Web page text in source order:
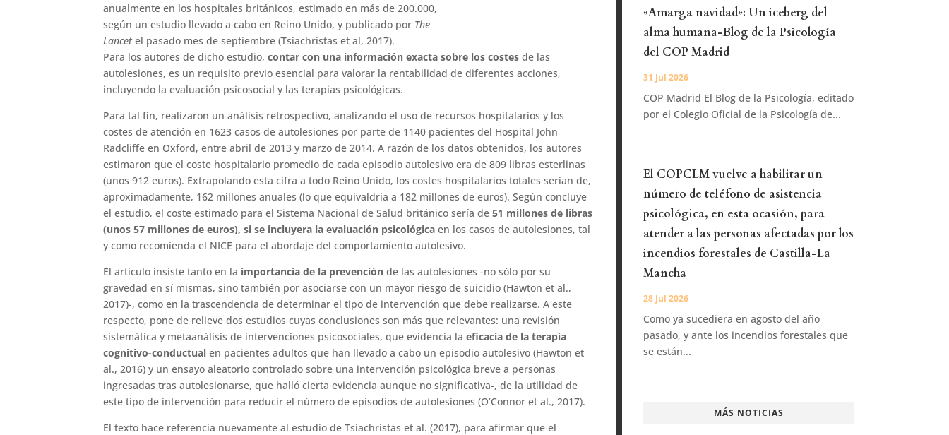
anualmente en los hospitales británicos, estimado en más de 200.000,
según un estudio llevado a cabo en Reino Unido, y publicado por The
Lancetel pasado mes de septiembre (Tsiachristas et al, 2017).
Para los autores de dicho estudio,contar con una información exacta sobre los costes de las
autolesiones, es un requisito previo esencial para valorar la rentabilidad de diferentes acciones,
incluyendo la evaluación psicosocial y las terapias psicológicas.
Para tal fin, realizaron un análisis retrospectivo, analizando el uso de recursos hospitalarios y los
costes de atención en 1623 casos de autolesiones por parte de 1140 pacientes del Hospital John
Radcliffe en Oxford, entre abril de 2013 y marzo de 2014. A razón de los datos obtenidos, los autores
estimaron que el coste hospitalario promedio de cada episodio autolesivo era de 809 libras esterlinas
(unos 912 euros). Extrapolando esta cifra a todo Reino Unido, los costes hospitalarios totales serían de,
aproximadamente, 162 millones anuales (lo que equivaldría a 182 millones de euros). Según concluye
el estudio, el coste estimado para el Sistema Nacional de Salud británico sería de51 millones de libras
(unos 57 millones de euros), si se incluyera la evaluación psicológica en los casos de autolesiones, tal
y como recomienda el NICE para el abordaje del comportamiento autolesivo.
El artículo insiste tanto en la importancia de la prevenciónde las autolesiones -no sólo por su
gravedad en sí mismas, sino también por asociarse con un mayor riesgo de suicidio (Hawton et al.,
2017)-, como en la trascendencia de determinar el tipo de intervención que debe realizarse. A este
respecto, pone de relieve dos estudios cuyas conclusiones son más que relevantes: una revisión
sistemática y metaanálisis de intervenciones psicosociales, que evidencia laeficacia de la terapia
cognitivo-conductual en pacientes adultos que han llevado a cabo un episodio autolesivo (Hawton et
al., 2016) y un ensayo aleatorio controlado sobre una intervención psicológica breve a personas
ingresadas tras autolesionarse, que halló cierta evidencia aunque no significativa-, de la utilidad de
este tipo de intervención para reducir el número de episodios de autolesiones (O’Connor et al., 2017).
El texto hace referencia nuevamente al estudio de Tsiachristas et al. (2017), para afirmar que el
«Amarga navidad»: Un iceberg del
alma humana-Blog de la Psicología
del COP Madrid
31 Jul 2026
COP Madrid El Blog de la Psicología, editado
por el Colegio Oficial de la Psicología de...
El COPCLM vuelve a habilitar un
número de teléfono de asistencia
psicológica, en esta ocasión, para
atender a las personas afectadas por los
incendios forestales de Castilla-La
Mancha
28 Jul 2026
Como ya sucediera en agosto del año
pasado, y ante los incendios forestales que
se están...
MÁS NOTICIAS